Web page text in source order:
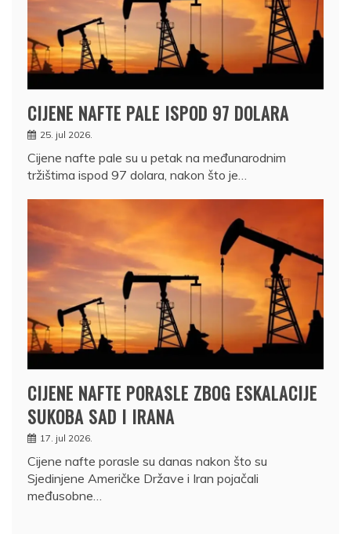
CIJENE NAFTE PALE ISPOD 97 DOLARA
25. jul 2026.
Cijene nafte pale su u petak na međunarodnim
tržištima ispod 97 dolara, nakon što je…
CIJENE NAFTE PORASLE ZBOG ESKALACIJE
SUKOBA SAD I IRANA
17. jul 2026.
Cijene nafte porasle su danas nakon što su
Sjedinjene Američke Države i Iran pojačali
međusobne…